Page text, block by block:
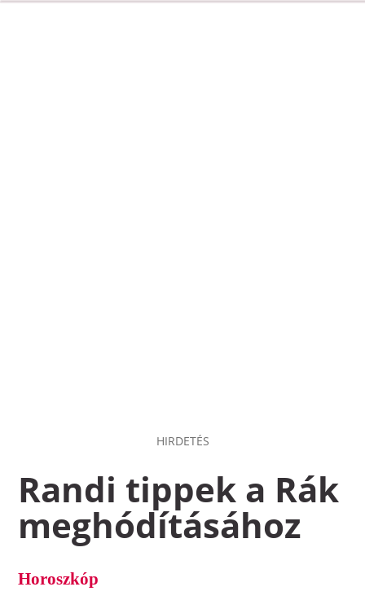
HIRDETÉS
Randi tippek a Rák
meghódításához
Horoszkóp